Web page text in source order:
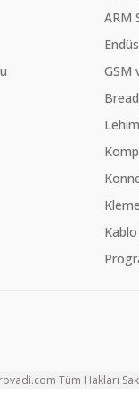
ARM
GSM
Tüm Hakları